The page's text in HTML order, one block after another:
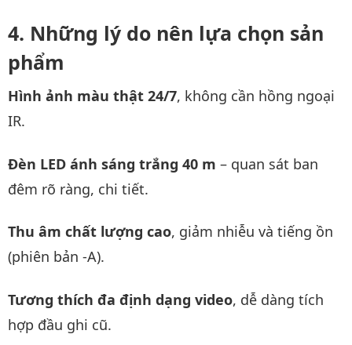
Những lý do nên lựa chọn sản
phẩm
Hình ảnh màu thật 24/7, không cần hồng ngoại
IR.
Đèn LED ánh sáng trắng 40 m – quan sát ban
đêm rõ ràng, chi tiết.
Thu âm chất lượng cao, giảm nhiễu và tiếng ồn
(phiên bản -A).
Tương thích đa định dạng video, dễ dàng tích
hợp đầu ghi cũ.